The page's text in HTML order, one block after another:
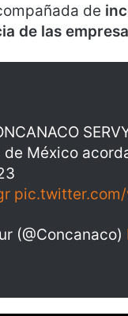
de
de las
México
(@Concanaco)